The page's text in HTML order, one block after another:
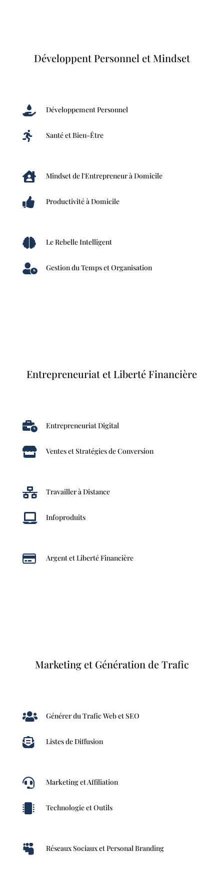
Développent Personnel et Mindset
 Développement Personnel
 Santé et Bien-Être
 Mindset de l'Entrepreneur à Domicile
 Productivité à Domicile
 Le Rebelle Intelligent
 Gestion du Temps et Organisation
Entrepreneuriat et Liberté Financière
 Entrepreneuriat Digital
 Ventes et Stratégies de Conversion
 Travailler à Distance
 Infoproduits
 Argent et Liberté Financière
Marketing et Génération de Trafic
 Générer du Trafic Web et SEO
 Listes de Diffusion
 Marketing et Affiliation
 Technologie et Outils
 Réseaux Sociaux et Personal Branding